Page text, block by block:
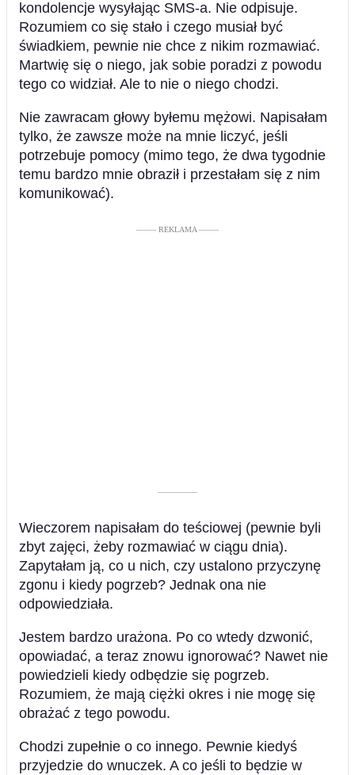
kondolencje wysyłając SMS-a. Nie odpisuje.
Rozumiem co się stało i czego musiał być
świadkiem, pewnie nie chce z nikim rozmawiać.
Martwię się o niego, jak sobie poradzi z powodu
tego co widział. Ale to nie o niego chodzi.
Nie zawracam głowy byłemu mężowi. Napisałam
tylko, że zawsze może na mnie liczyć, jeśli
potrzebuje pomocy (mimo tego, że dwa tygodnie
temu bardzo mnie obraził i przestałam się z nim
komunikować).
––––– REKLAMA –––––
––––––––––
Wieczorem napisałam do teściowej (pewnie byli
zbyt zajęci, żeby rozmawiać w ciągu dnia).
Zapytałam ją, co u nich, czy ustalono przyczynę
zgonu i kiedy pogrzeb? Jednak ona nie
odpowiedziała.
Jestem bardzo urażona. Po co wtedy dzwonić,
opowiadać, a teraz znowu ignorować? Nawet nie
powiedzieli kiedy odbędzie się pogrzeb.
Rozumiem, że mają ciężki okres i nie mogę się
obrażać z tego powodu.
Chodzi zupełnie o co innego. Pewnie kiedyś
przyjedzie do wnuczek. A co jeśli to będzie w